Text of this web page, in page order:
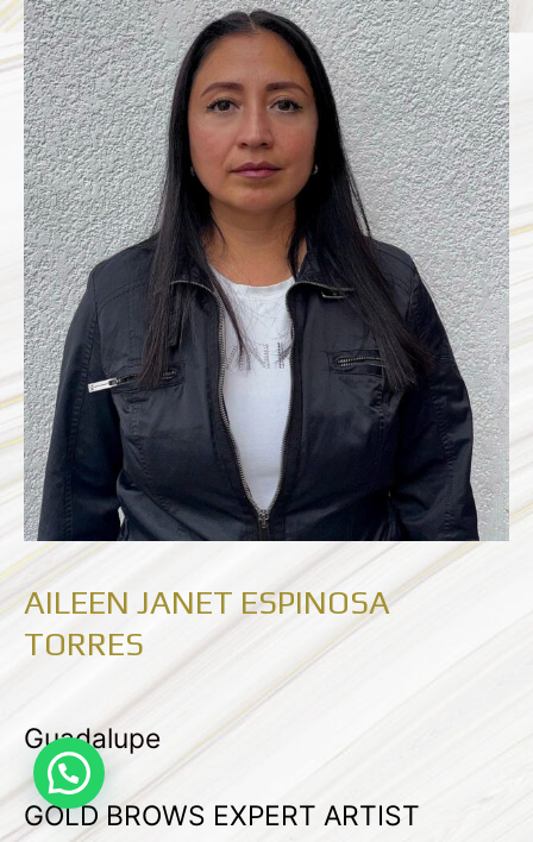
AILEEN JANET ESPINOSA
TORRES
Guadalupe
GOLD BROWS EXPERT ARTIST
ESPINOSA
TORRES
¿Necesitas ayuda?